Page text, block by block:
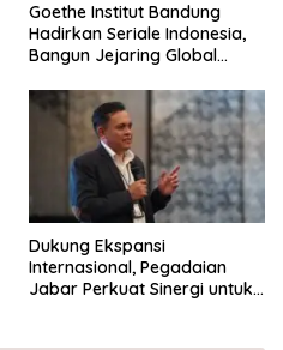
Goethe Institut Bandung
Hadirkan Seriale Indonesia,
Bangun Jejaring Global
Dukung Ekspansi
Internasional, Pegadaian
Jabar Perkuat Sinergi untuk